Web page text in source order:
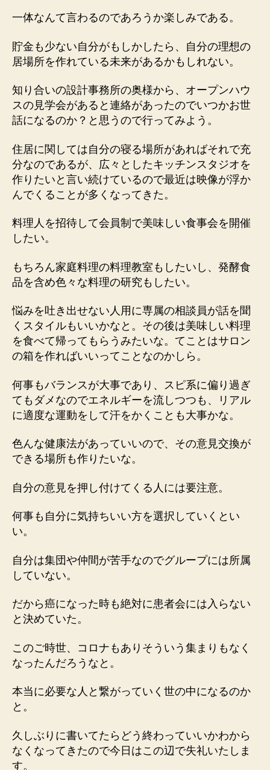
一体なんて言わるのであろうか楽しみである。
貯金も少ない自分がもしかしたら、自分の理想の
居場所を作れている未来があるかもしれない。
知り合いの設計事務所の奥様から、オープンハウ
スの見学会があると連絡があったのでいつかお世
話になるのか？と思うので行ってみよう。
住居に関しては自分の寝る場所があればそれで充
分なのであるが、広々としたキッチンスタジオを
作りたいと言い続けているので最近は映像が浮か
んでくることが多くなってきた。
料理人を招待して会員制で美味しい食事会を開催
したい。
もちろん家庭料理の料理教室もしたいし、発酵食
品を含め色々な料理の研究もしたい。
悩みを吐き出せない人用に専属の相談員が話を聞
くスタイルもいいかなと。その後は美味しい料理
を食べて帰ってもらうみたいな。てことはサロン
の箱を作ればいいってことなのかしら。
何事もバランスが大事であり、スピ系に偏り過ぎ
てもダメなのでエネルギーを流しつつも、リアル
に適度な運動をして汗をかくことも大事かな。
色んな健康法があっていいので、その意見交換が
できる場所も作りたいな。
自分の意見を押し付けてくる人には要注意。
何事も自分に気持ちいい方を選択していくとい
い。
自分は集団や仲間が苦手なのでグループには所属
していない。
だから癌になった時も絶対に患者会には入らない
と決めていた。
このご時世、コロナもありそういう集まりもなく
なったんだろうなと。
本当に必要な人と繋がっていく世の中になるのか
と。
久しぶりに書いてたらどう終わっていいかわから
なくなってきたので今日はこの辺で失礼いたしま
す。